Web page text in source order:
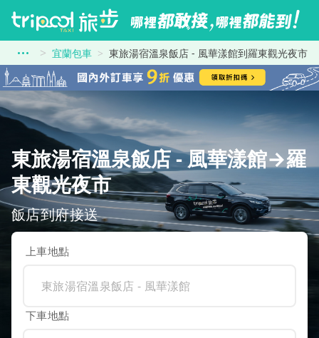
宜蘭包車 東旅湯宿溫泉飯店 - 風華漾館到羅東觀光夜市
東旅湯宿溫泉飯店 - 風華漾館→羅
東觀光夜市
飯店到府接送
上車地點
下車地點